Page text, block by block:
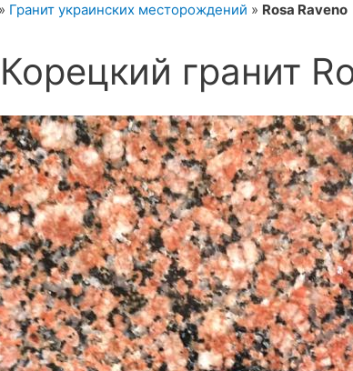
» Гранит украинских месторождений » Rosa Raveno
Корецкий гранит